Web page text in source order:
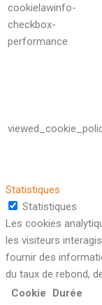
cookielawinfo-
checkbox-
performance
Statistiques
Statistiques
Les cookies
les visiteurs
fournir des
du taux de rebond,
Cookie
Durée